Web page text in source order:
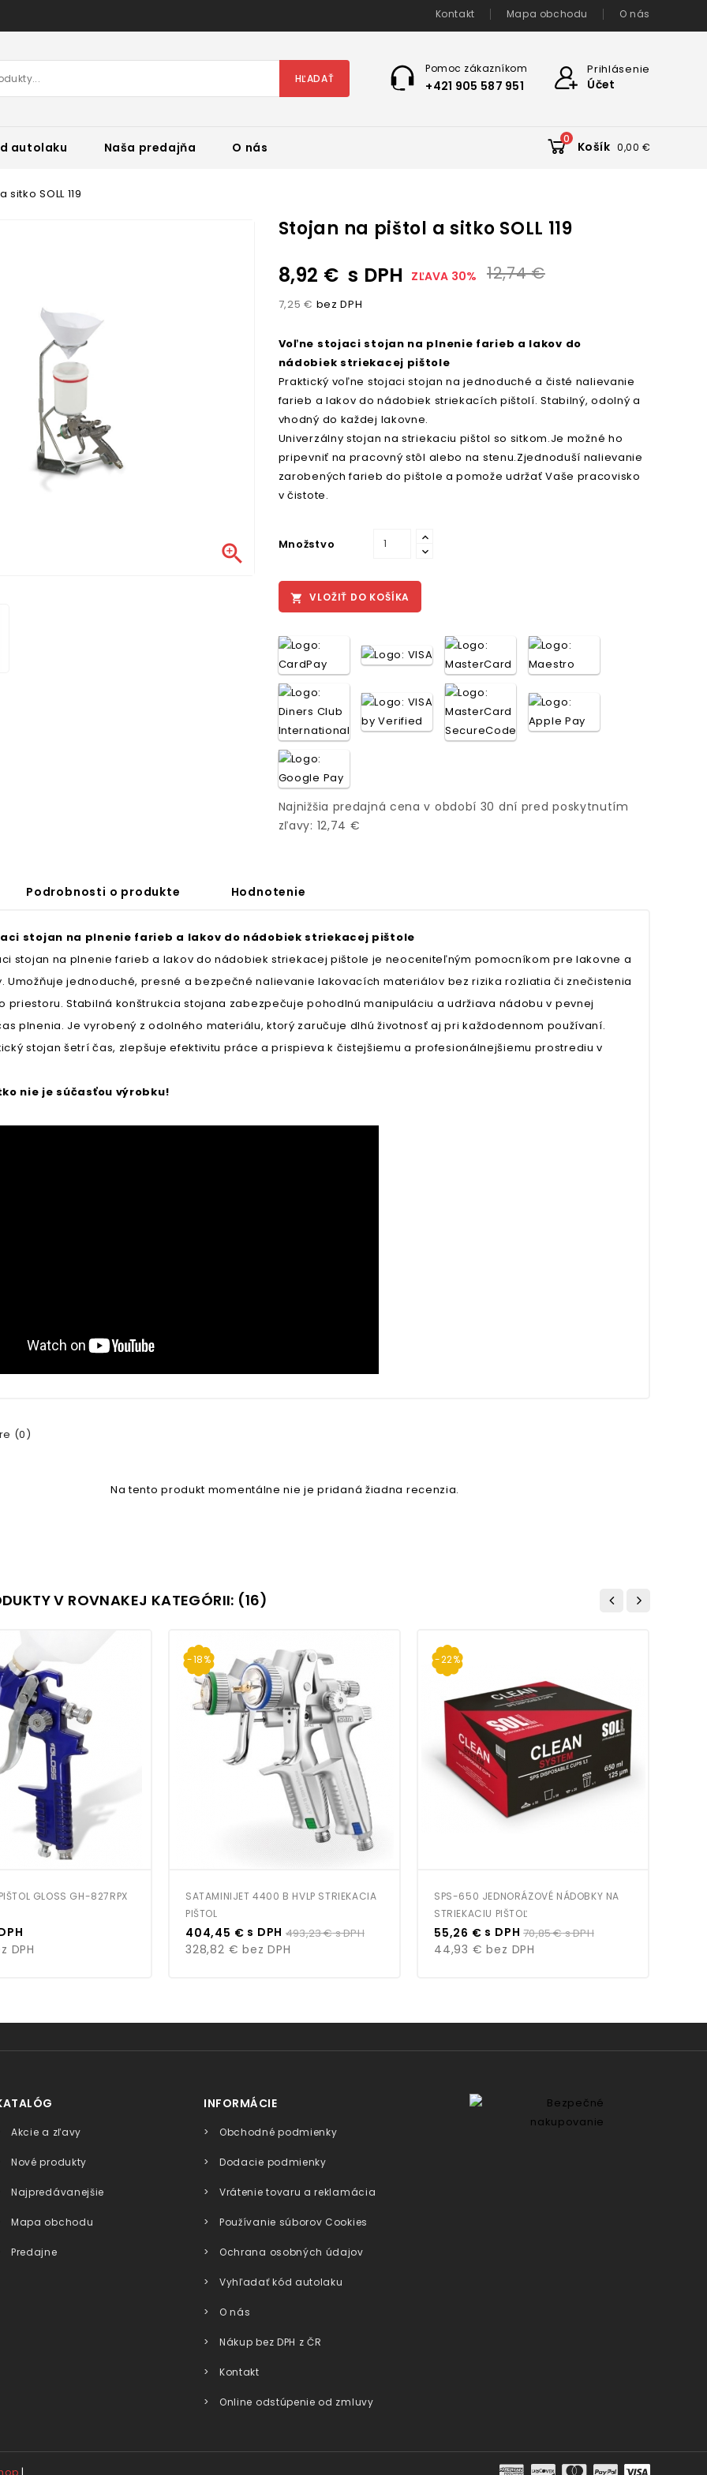
Kontakt Mapa obchodu O nás
Prihlásenie
Účet
Pomoc zákazníkom
+421 905 587 951
HĽADAŤ
autolaku Naša predajňa O nás
0
Košík 0,00 €
SOLL 119

Stojan na pištol a sitko SOLL 119
8,92 € s DPH ZĽAVA 30% 12,74 €
7,25 € bez DPH
Voľne stojaci stojan na plnenie farieb a lakov do
nádobiek striekacej pištole
Praktický voľne stojaci stojan na jednoduché a čisté nalievanie
farieb a lakov do nádobiek striekacích pištolí. Stabilný, odolný a
vhodný do každej lakovne.
Univerzálny stojan na striekaciu pištol so sitkom.Je možné ho
pripevniť na pracovný stôl alebo na stenu.Zjednoduší nalievanie
zarobených farieb do pištole a pomože udržať Vaše pracovisko
v čistote.
Množstvo
 VLOŽIŤ DO KOŠÍKA
Najnižšia predajná cena v období 30 dní pred poskytnutím
zľavy: 12,74 €
Podrobnosti o produkte Hodnotenie
stojan na plnenie farieb a lakov do nádobiek striekacej pištole
stojan na plnenie farieb a lakov do nádobiek striekacej pištole je neoceniteľným pomocníkom pre lakovne a
Umožňuje jednoduché, presné a bezpečné nalievanie lakovacích materiálov bez rizika rozliatia či znečistenia
priestoru. Stabilná konštrukcia stojana zabezpečuje pohodlnú manipuláciu a udržiava nádobu v pevnej
plnenia. Je vyrobený z odolného materiálu, ktorý zaručuje dlhú životnosť aj pri každodennom používaní.
stojan šetrí čas, zlepšuje efektivitu práce a prispieva k čistejšiemu a profesionálnejšiemu prostrediu v
nie je súčasťou výrobku!
(0)
Na tento produkt momentálne nie je pridaná žiadna recenzia.
V ROVNAKEJ KATEGÓRII: (16)
GLOSS GH-827RPX
DPH
-18%
SATAMINIJET 4400 B HVLP STRIEKACIA
PIŠTOL
Cena
404,45 € s DPH Bežná
cena
493,23 €s DPH
328,82 € bez DPH
-22%
SPS-650 JEDNORÁZOVÉ NÁDOBKY NA
STRIEKACIU PIŠTOĽ
Cena
55,26 € s DPH Bežná
cena
70,85 €s DPH
44,93 € bez DPH
Akcie a zľavy
Nové produkty
Najpredávanejšie
Mapa obchodu
Predajne
INFORMÁCIE
Obchodné podmienky
Dodacie podmienky
Vrátenie tovaru a reklamácia
Používanie súborov Cookies
Ochrana osobných údajov
Vyhľadať kód autolaku
O nás
Nákup bez DPH z ČR
Kontakt
Online odstúpenie od zmluvy
|